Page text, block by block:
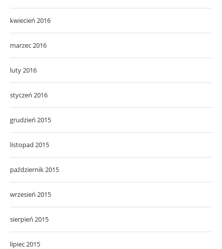
kwiecień 2016
marzec 2016
luty 2016
styczeń 2016
grudzień 2015
listopad 2015
październik 2015
wrzesień 2015
sierpień 2015
lipiec 2015